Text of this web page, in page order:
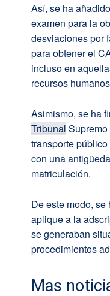
Así, se ha
examen para la
desviaciones por
para obtener el
incluso en
recursos
Asimismo, se ha
Tribunal
transporte
con una
matriculación.
De este modo,
aplique a la
se generaban
procedimientos
Mas